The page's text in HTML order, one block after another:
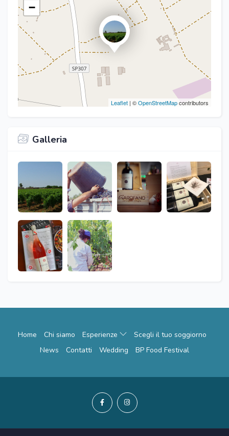
−
Leaflet | ©OpenStreetMapcontributors
Galleria
Home Chi siamo Esperienze
Scegli il tuo soggiorno
News
Contatti Wedding BP Food Festival